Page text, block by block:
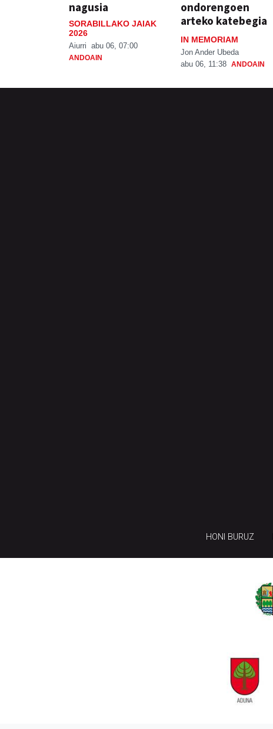
nagusia
SORABILLAKO JAIAK
2026
Aiurri abu 06, 07:00
ANDOAIN
ondorengoen
arteko katebegia
IN MEMORIAM
Jon Ander Ubeda
abu 06, 11:38 ANDOAIN
HONI BURUZ